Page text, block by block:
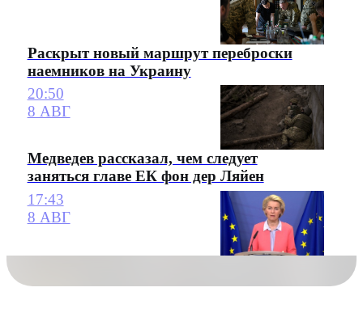
Раскрыт новый маршрут переброски
наемников на Украину
20:50
8 АВГ
Медведев рассказал, чем следует
заняться главе ЕК фон дер Ляйен
17:43
8 АВГ